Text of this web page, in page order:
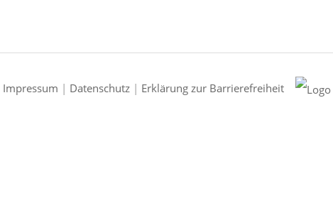
Impressum | Datenschutz | Erklärung zur Barrierefreiheit